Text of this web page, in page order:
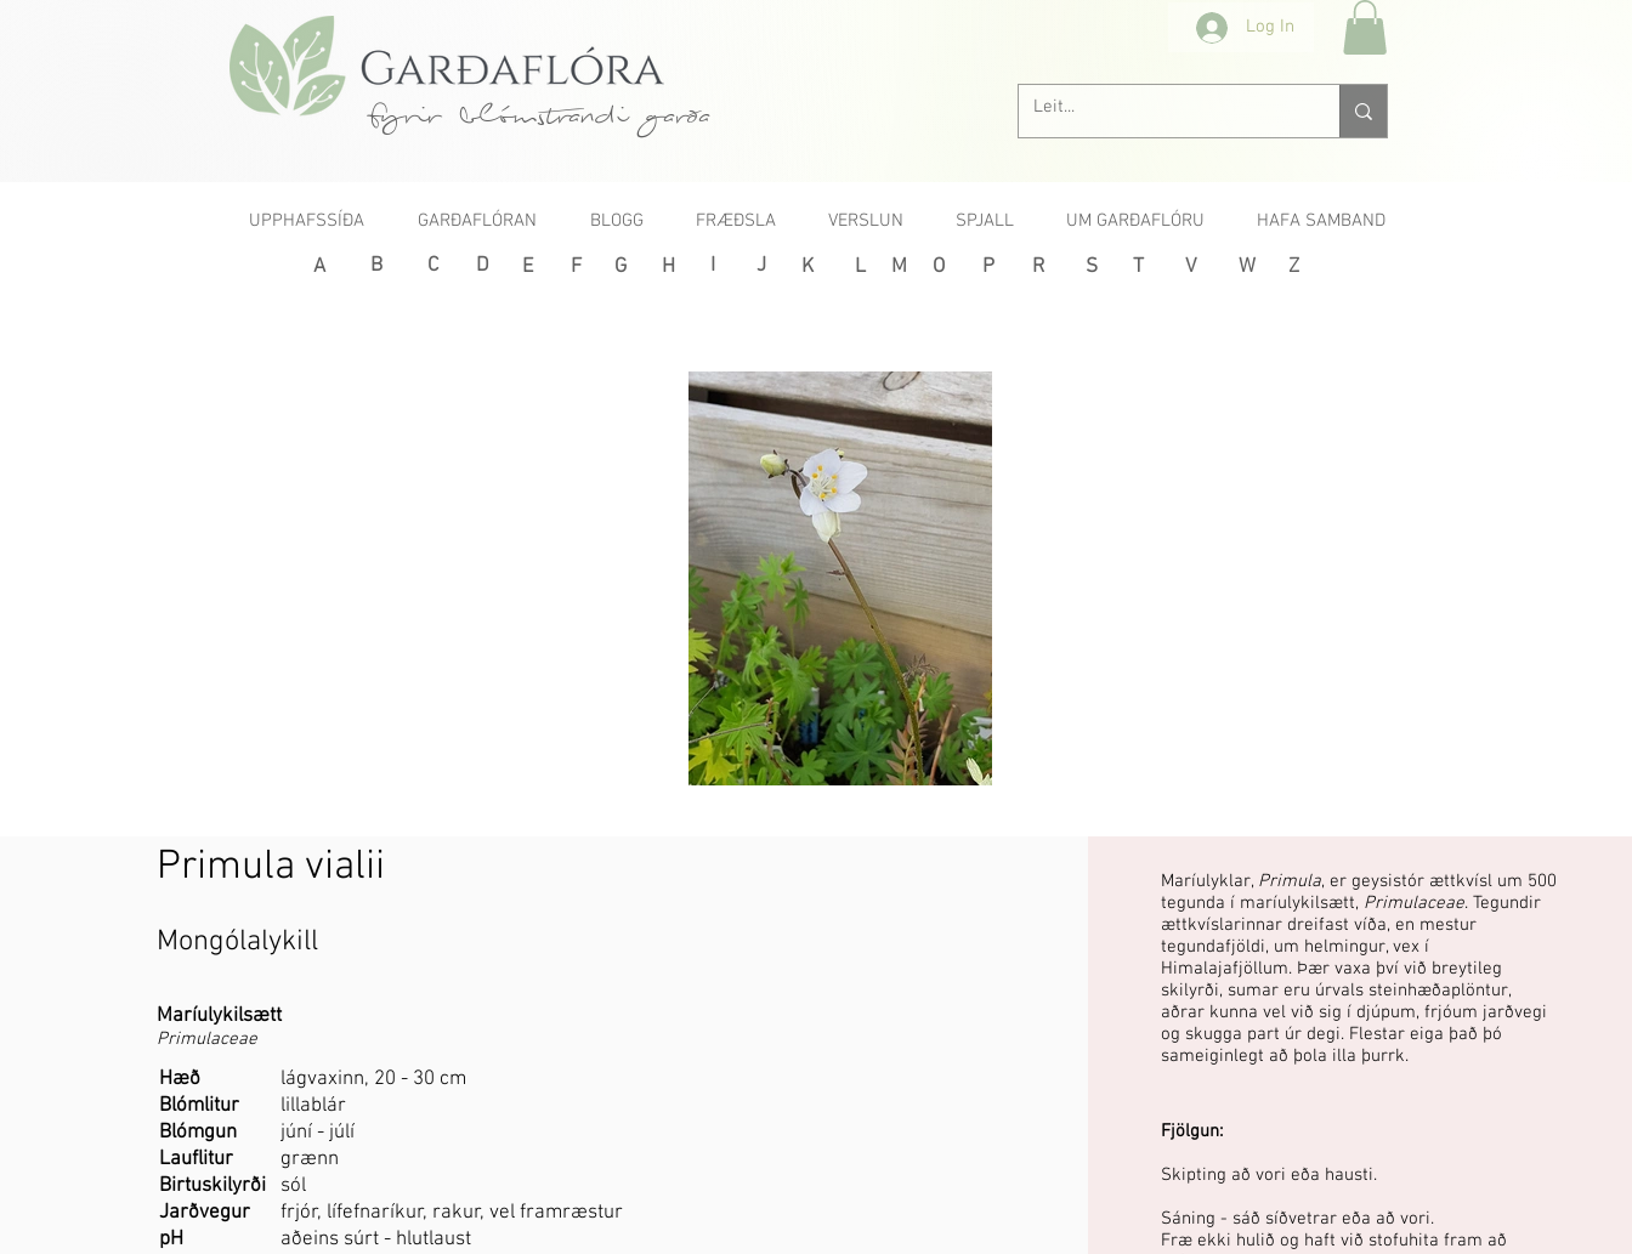
fyrir blómstrandi garða
Log In
UPPHAFSSÍÐA GARÐAFLÓRAN BLOGG FRÆÐSLA VERSLUN SPJALL UM GARÐAFLÓRU HAFA SAMBAND
A B C D E F G H I J K L M O P R S T V W Z
Primula vialii
Mongólalykill
Maríulykilsætt
Primulaceae
Hæð
lágvaxinn, 20 - 30 cm
Blómlitur
lillablár
Blómgun
júní - júlí
Lauflitur
grænn
Birtuskilyrði
sól
Jarðvegur
frjór, lífefnaríkur, rakur, vel framræstur
pH
aðeins súrt - hlutlaust
Maríulyklar, Primula, er geysistór ættkvísl um 500
tegunda í maríulykilsætt, Primulaceae. Tegundir
ættkvíslarinnar dreifast víða, en mestur
tegundafjöldi, um helmingur, vex í
Himalajafjöllum. Þær vaxa því við breytileg
skilyrði, sumar eru úrvals steinhæðaplöntur,
aðrar kunna vel við sig í djúpum, frjóum jarðvegi
og skugga part úr degi. Flestar eiga það þó
sameiginlegt að þola illa þurrk.
Fjölgun:
Skipting að vori eða hausti.
Sáning - sáð síðvetrar eða að vori.
Fræ ekki hulið og haft við stofuhita fram að